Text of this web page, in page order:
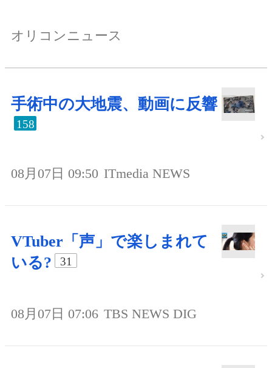
オリコンニュース
手術中の大地震、動画に反響
158
08月07日 09:50 ITmedia NEWS
VTuber「声」で楽しまれて
いる?
31
08月07日 07:06 TBS NEWS DIG